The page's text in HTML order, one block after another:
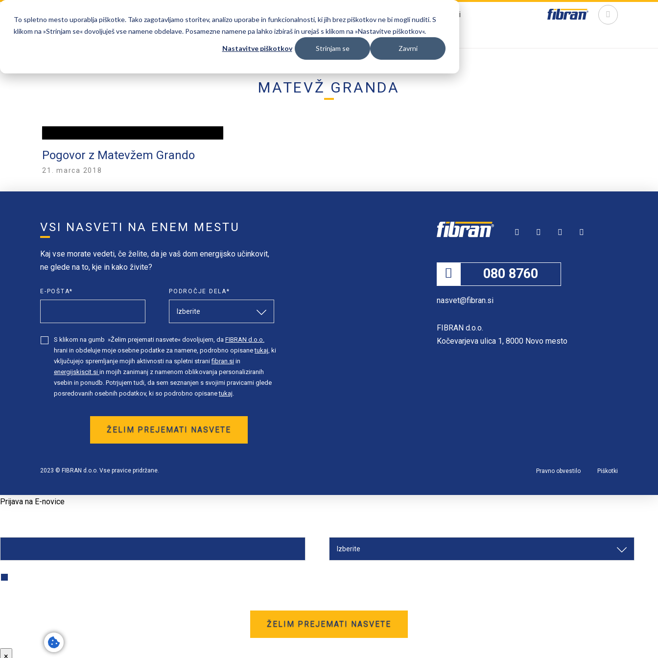
To spletno mesto uporablja piškotke. Tako zagotavljamo storitev, analizo uporabe in funkcionalnosti, ki jih brez piškotkov ne bi mogli nuditi. S
klikom na »Strinjam se« dovoljuješ vse namene obdelave. Posamezne namene pa lahko izbiraš in urejaš s klikom na »Nastavitve piškotkov«.
Nastavitve piškotkov Strinjam se Zavrni
Referenčni objekti
MATEVŽ GRANDA
Pogovor z Matevžem Grando
21. marca 2018
VSI NASVETI NA ENEM MESTU
Kaj vse morate vedeti, če želite, da je vaš dom energijsko učinkovit,
ne glede na to, kje in kako živite?
E-POŠTA* PODROČJE DELA*
S klikom na gumb »Želim prejemati nasvete« dovoljujem, da FIBRAN d.o.o.
hrani in obdeluje moje osebne podatke za namene, podrobno opisanetukaj, ki
vključujejo spremljanje mojih aktivnosti na spletni stranifibran.si in
energijskiscit.si in mojih zanimanj z namenom oblikovanja personaliziranih
vsebin in ponudb. Potrjujem tudi, da sem seznanjen s svojimi pravicami glede
posredovanih osebnih podatkov, ki so podrobno opisanetukaj.
080 8760
nasvet@fibran.si
FIBRAN d.o.o.
Kočevarjeva ulica 1, 8000 Novo mesto
2023 © FIBRAN d.o.o. Vse pravice pridržane. Pravno obvestilo Piškotki
Prijava na E-novice
×